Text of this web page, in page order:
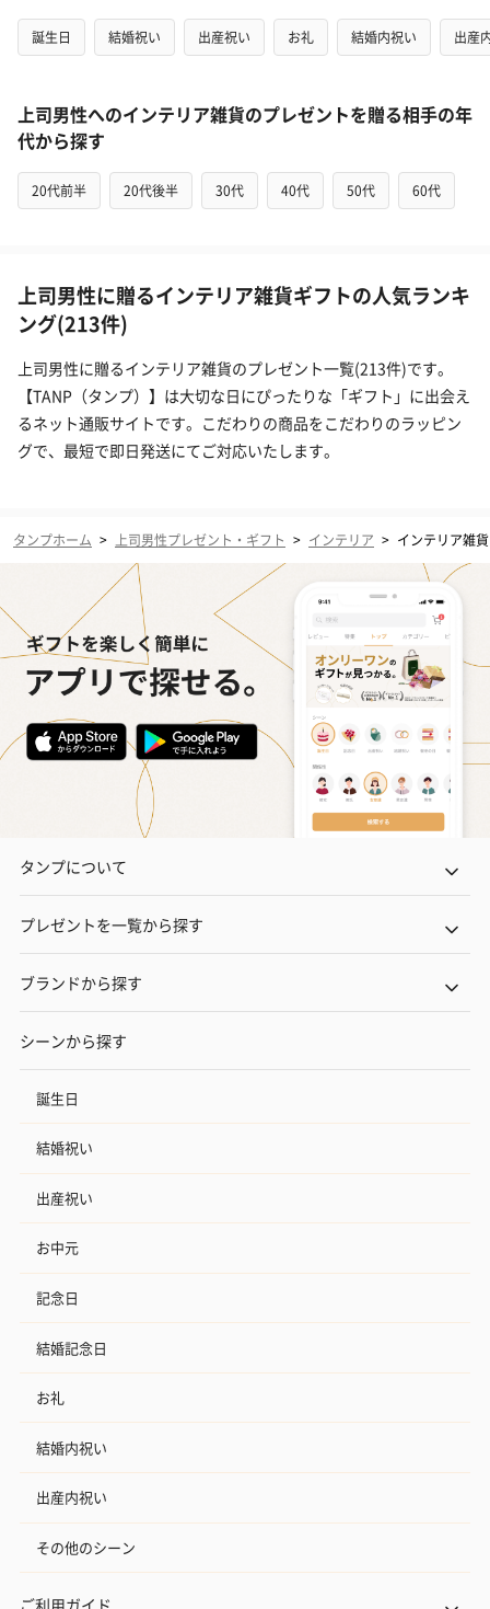
誕生日 結婚祝い 出産祝い お礼 結婚内祝い 出産
上司男性へのインテリア雑貨のプレゼントを贈る相手の年
代から探す
20代前半 20代後半 30代 40代 50代 60代
上司男性に贈るインテリア雑貨ギフトの人気ランキ
ング(213件)
上司男性に贈るインテリア雑貨のプレゼント一覧(213件)です。
【TANP（タンプ）】は大切な日にぴったりな「ギフト」に出会え
るネット通販サイトです。こだわりの商品をこだわりのラッピン
グで、最短で即日発送にてご対応いたします。
タンプホーム > 上司男性プレゼント・ギフト > インテリア > インテリア雑貨
タンプについて
プレゼントを一覧から探す
ブランドから探す
シーンから探す
誕生日
結婚祝い
出産祝い
お中元
記念日
結婚記念日
お礼
結婚内祝い
出産内祝い
その他のシーン